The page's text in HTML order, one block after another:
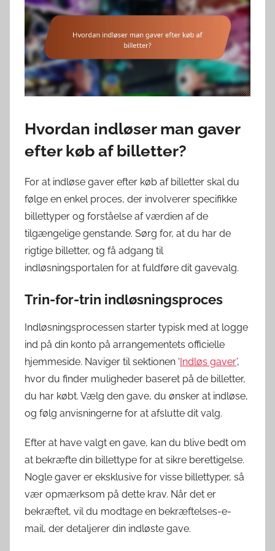
Hvordan indløser man gaver
efter køb af billetter?
For at indløse gaver efter køb af billetter skal du
følge en enkel proces, der involverer specifikke
billettyper og forståelse af værdien af de
tilgængelige genstande. Sørg for, at du har de
rigtige billetter, og få adgang til
indløsningsportalen for at fuldføre dit gavevalg.
Trin-for-trin indløsningsproces
Indløsningsprocessen starter typisk med at logge
ind på din konto på arrangementets officielle
hjemmeside. Naviger til sektionen ‘Indløs gaver’,
hvor du finder muligheder baseret på de billetter,
du har købt. Vælg den gave, du ønsker at indløse,
og følg anvisningerne for at afslutte dit valg.
Efter at have valgt en gave, kan du blive bedt om
at bekræfte din billettype for at sikre berettigelse.
Nogle gaver er eksklusive for visse billettyper, så
vær opmærksom på dette krav. Når det er
bekræftet, vil du modtage en bekræftelses-e-
mail, der detaljerer din indløste gave.